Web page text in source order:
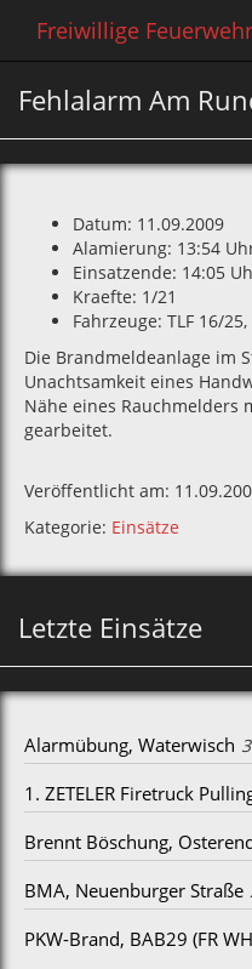
Freiwillige
Fehlalarm Am
Datum: 11.09.2009
Alamierung: 13:54
Einsatzende: 14:05
Kraefte: 1/21
Fahrzeuge: TLF 16/25‚
Die Brandmeldeanlage im
Unachtsamkeit eines
Nähe eines Rauchmelders
gearbeitet.
Veröffentlicht am:
Kategorie: Einsätze
Letzte Einsätze
Alarmübung, Waterwisch
1. ZETELER Firetruck
Brennt Böschung,
BMA, Neuenburger Straße
PKW-Brand, BAB29 (FR